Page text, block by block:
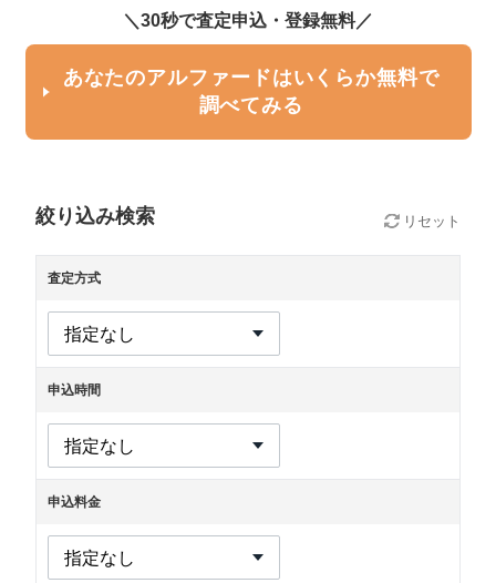
＼30秒で査定申込・登録無料／
あなたのアルファードはいくらか無料で
調べてみる
絞り込み検索 リセット
査定方式
申込時間
申込料金